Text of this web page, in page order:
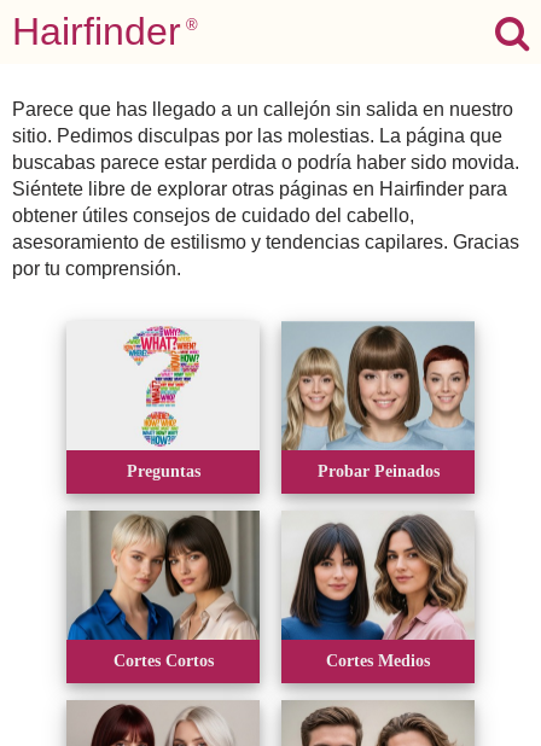
Hairfinder ®
Parece que has llegado a un callejón sin salida en nuestro
sitio. Pedimos disculpas por las molestias. La página que
buscabas parece estar perdida o podría haber sido movida.
Siéntete libre de explorar otras páginas en Hairfinder para
obtener útiles consejos de cuidado del cabello,
asesoramiento de estilismo y tendencias capilares. Gracias
por tu comprensión.
Preguntas Probar Peinados
Cortes Cortos Cortes Medios